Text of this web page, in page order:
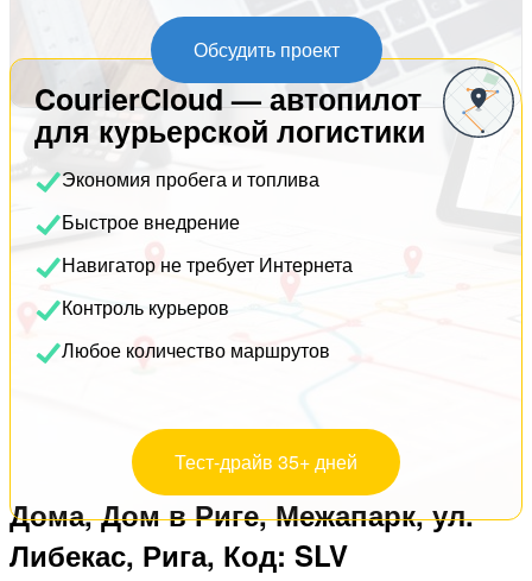
Обсудить проект
CourierCloud — автопилот
для курьерской логистики
Экономия пробега и топлива
Быстрое внедрение
Навигатор не требует Интернета
Контроль курьеров
Любое количество маршрутов
Тест-драйв 35+ дней
Дома, Дом в Риге, Межапарк, ул.
Либекас, Рига, Код: SLV